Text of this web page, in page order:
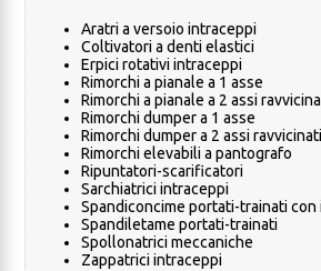
Aratri a versoio intraceppi
Coltivatori a denti elastici
Erpici rotativi intraceppi
Rimorchi a pianale a 1 asse
Rimorchi a pianale a 2 assi
Rimorchi dumper a 1 asse
Rimorchi dumper a 2 assi ravvicinati
Rimorchi elevabili a pantografo
Ripuntatori-scarificatori
Sarchiatrici intraceppi
Spandiconcime portati-trainati
Spandiletame portati-trainati
Spollonatrici meccaniche
Zappatrici intraceppi